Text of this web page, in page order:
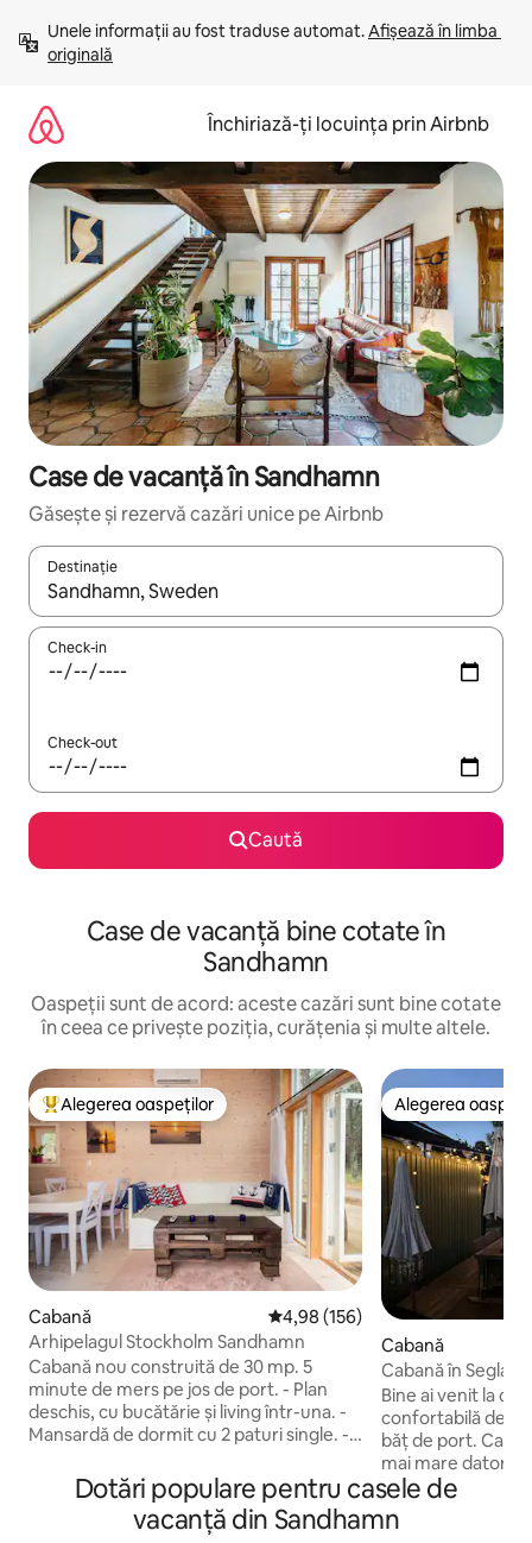
mergi
conținut
Unele informații au fost traduse automat. Afișează în limba
originală
Închiriază-ți locuința prin Airbnb
Case de vacanță în Sandhamn
Găsește și rezervă cazări unice pe Airbnb
Destinație
Când se încarcă rezultatele, navighează folosind tastele
Check-in
Check-out
Caută
Case de vacanță bine cotate în
Sandhamn
Oaspeții sunt de acord: aceste cazări sunt bine cotate
în ceea ce privește poziția, curățenia și multe altele.
Locuință din topul categoriei Alegerea oaspeților
Alegerea oaspeților
Cabană Scor mediu de 4,98 din 5, 156
4,98 (156)
Arhipelagul Stockholm Sandhamn
Cabană nou construită de 30 mp. 5
minute de mers pe jos de port. - Plan
deschis, cu bucătărie și living într-una. -
Mansardă de dormit cu 2 paturi single. -
Bucătăria are plită cu inducție și cuptor. -
Baie complet cu gresie, cu toaletă, duș și
mașină de spălat rufe. - Terasă mare în
Alegerea
Alegerea
Cabană
Cabană în
Bine ai venit la
confortabilă de
băț de port.
mai mare
etajului. Acesta
spațiu pentru
fiecare cameră. 1
Dotări populare pentru casele de
vacanță din Sandhamn